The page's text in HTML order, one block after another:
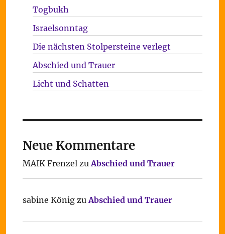
Togbukh
Israelsonntag
Die nächsten Stolpersteine verlegt
Abschied und Trauer
Licht und Schatten
Neue Kommentare
MAIK FrenzelzuAbschied und Trauer
sabine KönigzuAbschied und Trauer